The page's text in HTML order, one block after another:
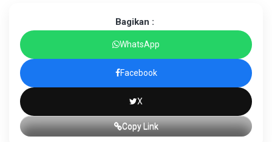
Bagikan :
WhatsApp
Facebook
X
Copy Link